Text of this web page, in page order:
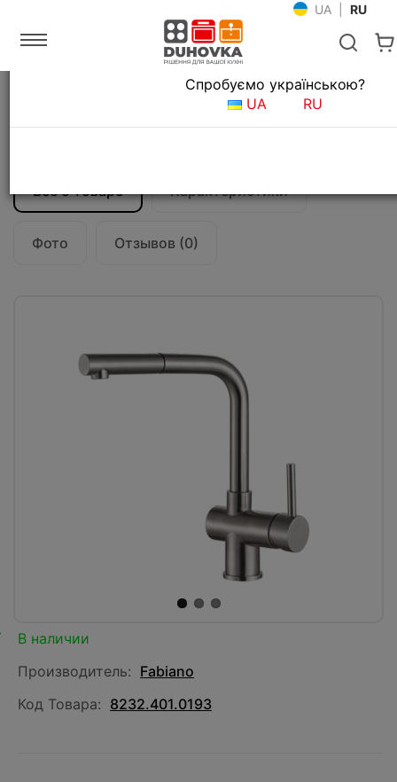
UA RU
Мойки и смесители Смесители для кухни
Смеситель кухонный Fabiano FKM 46P
Все о товаре Характеристики
Фото Отзывов (0)
Язык магазина
Спробуємо українською?
UA
RU
В наличии
Производитель: Fabiano
Код Товара: 8232.401.0193